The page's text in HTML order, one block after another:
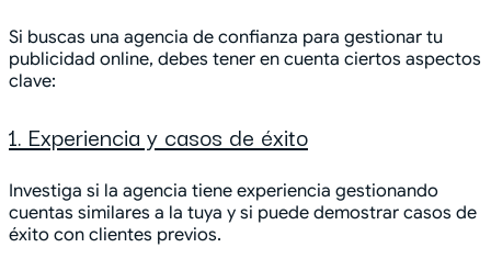
Si buscas una agencia de confianza para gestionar tu
publicidad online, debes tener en cuenta ciertos aspectos
clave:
1. Experiencia y casos de éxito
Investiga si la agencia tiene experiencia gestionando
cuentas similares a la tuya y si puede demostrar casos de
éxito con clientes previos.